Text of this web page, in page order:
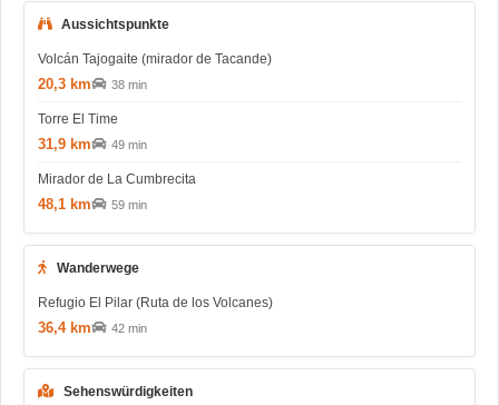
Aussichtspunkte
Volcán Tajogaite (mirador de Tacande)
20,3 km 38 min
Torre El Time
31,9 km 49 min
Mirador de La Cumbrecita
48,1 km 59 min
Wanderwege
Refugio El Pilar (Ruta de los Volcanes)
36,4 km 42 min
Sehenswürdigkeiten